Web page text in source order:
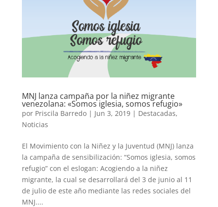
MNJ lanza campaña por la niñez migrante
venezolana: «Somos iglesia, somos refugio»
por Priscila Barredo| Jun 3, 2019| Destacadas,
Noticias
El Movimiento con la Niñez y la Juventud (MNJ) lanza
la campaña de sensibilización: “Somos iglesia, somos
refugio” con el eslogan: Acogiendo a la niñez
migrante, la cual se desarrollará del 3 de junio al 11
de julio de este año mediante las redes sociales del
MNJ....